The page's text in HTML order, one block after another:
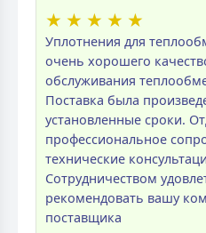
★ ★ ★ ★ ★
Уплотнения для
очень хорошего
обслуживания
Поставка была
установленные сроки.
профессиональное
технические
Сотрудничеством
рекомендовать вашу
поставщика